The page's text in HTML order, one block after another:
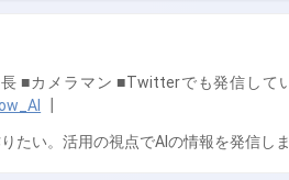
■カメラマン ■Twitterでも発信して
たい。活用の視点でAIの情報を発信しま